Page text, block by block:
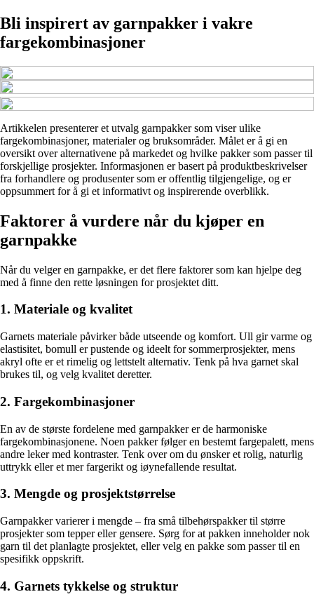
Bli inspirert av garnpakker i vakre
fargekombinasjoner
Artikkelen presenterer et utvalg garnpakker som viser ulike
fargekombinasjoner, materialer og bruksområder. Målet er å gi en
oversikt over alternativene på markedet og hvilke pakker som passer til
forskjellige prosjekter. Informasjonen er basert på produktbeskrivelser
fra forhandlere og produsenter som er offentlig tilgjengelige, og er
oppsummert for å gi et informativt og inspirerende overblikk.
Faktorer å vurdere når du kjøper en
garnpakke
Når du velger en garnpakke, er det flere faktorer som kan hjelpe deg
med å finne den rette løsningen for prosjektet ditt.
1. Materiale og kvalitet
Garnets materiale påvirker både utseende og komfort. Ull gir varme og
elastisitet, bomull er pustende og ideelt for sommerprosjekter, mens
akryl ofte er et rimelig og lettstelt alternativ. Tenk på hva garnet skal
brukes til, og velg kvalitet deretter.
2. Fargekombinasjoner
En av de største fordelene med garnpakker er de harmoniske
fargekombinasjonene. Noen pakker følger en bestemt fargepalett, mens
andre leker med kontraster. Tenk over om du ønsker et rolig, naturlig
uttrykk eller et mer fargerikt og iøynefallende resultat.
3. Mengde og prosjektstørrelse
Garnpakker varierer i mengde – fra små tilbehørspakker til større
prosjekter som tepper eller gensere. Sørg for at pakken inneholder nok
garn til det planlagte prosjektet, eller velg en pakke som passer til en
spesifikk oppskrift.
4. Garnets tykkelse og struktur